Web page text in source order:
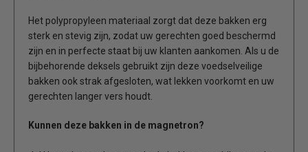
Het polypropyleen materiaal zorgt dat deze bakken erg
sterk en stevig zijn, zodat uw gerechten goed beschermd
zijn en in perfecte staat bij uw klanten aankomen. Als u de
bijbehorende deksels gebruikt zijn deze voedselveilige
bakken ook strak afgesloten, wat lekken voorkomt en uw
gerechten langer vers houdt.
Kunnen deze bakken in de magnetron?